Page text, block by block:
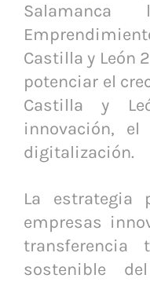
Castilla y León
potenciar el
Castilla y
innovación,
digitalización.
La estrategia
empresas
transferencia
sostenible